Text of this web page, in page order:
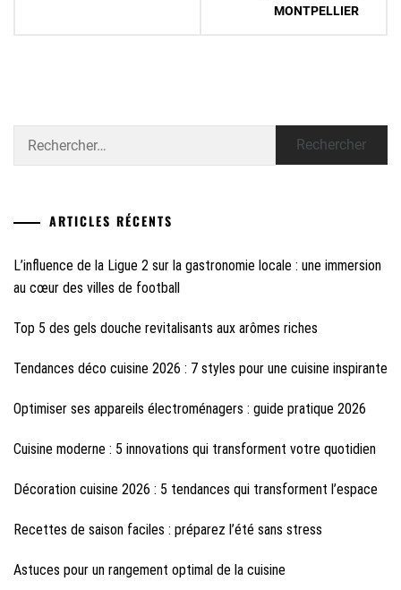
MONTPELLIER
ARTICLES RÉCENTS
L’influence de la Ligue 2 sur la gastronomie locale : une immersion
au cœur des villes de football
Top 5 des gels douche revitalisants aux arômes riches
Tendances déco cuisine 2026 : 7 styles pour une cuisine inspirante
Optimiser ses appareils électroménagers : guide pratique 2026
Cuisine moderne : 5 innovations qui transforment votre quotidien
Décoration cuisine 2026 : 5 tendances qui transforment l’espace
Recettes de saison faciles : préparez l’été sans stress
Astuces pour un rangement optimal de la cuisine